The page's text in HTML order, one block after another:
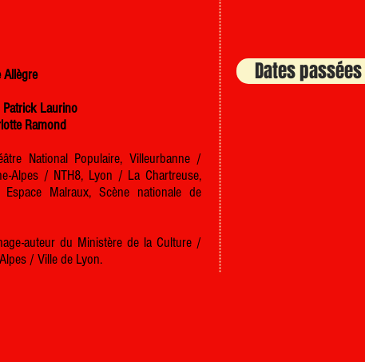
Patrick Laurino
Ramond
National Populaire, Villeurbanne /
Alpes / NTH8, Lyon / La Chartreuse,
Malraux, Scène nationale de
auteur du Ministère de la Culture /
/ Ville de Lyon.
Dates passées